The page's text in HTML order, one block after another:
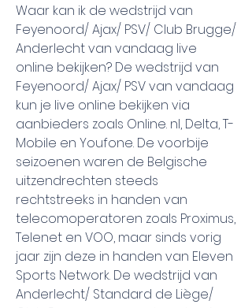
Waar kan ik de wedstrijd van
Feyenoord/ Ajax/ PSV/ Club Brugge/
Anderlecht van vandaag live
online bekijken? De wedstrijd van
Feyenoord/ Ajax/ PSV van vandaag
kun je live online bekijken via
aanbieders zoals Online. nl, Delta, T-
Mobile en Youfone. De voorbije
seizoenen waren de Belgische
uitzendrechten steeds
rechtstreeks in handen van
telecomoperatoren zoals Proximus,
Telenet en VOO, maar sinds vorig
jaar zijn deze in handen van Eleven
Sports Network. De wedstrijd van
Anderlecht/ Standard de Liège/